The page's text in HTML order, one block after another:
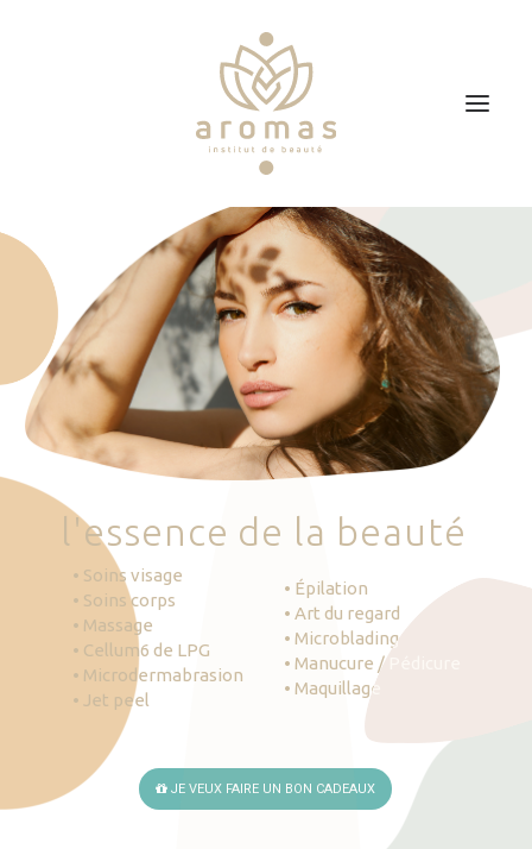
Soins
Je veux faire un bon cadeau
Plan d’accès
Prendre RDV
'essence de la beauté
• Soins visage
• Soins corps
• Massage
• Cellum6 de LPG
• Microdermabrasion
• Jet peel
• Épilation
• Art du regard
• Microblading
• Manucure / Pédicure
• Maquillage
JE VEUX FAIRE UN BON CADEAUX